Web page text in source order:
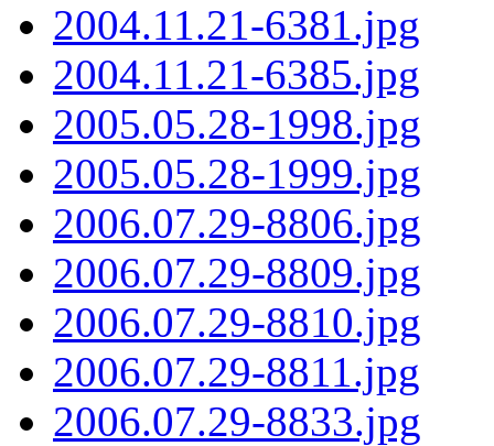
2004.11.21-6381.jpg
2004.11.21-6385.jpg
2005.05.28-1998.jpg
2005.05.28-1999.jpg
2006.07.29-8806.jpg
2006.07.29-8809.jpg
2006.07.29-8810.jpg
2006.07.29-8811.jpg
2006.07.29-8833.jpg